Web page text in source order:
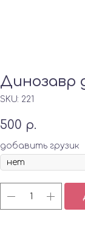
Динозавр
SKU: 221
500 р.
добавить грузик